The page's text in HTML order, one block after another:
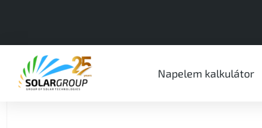
Napelem kalkulátor